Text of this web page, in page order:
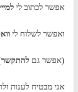
אפשר לכתוב לי
ואפשר לשלוח לי
(אפשר גם להתקשר
אני מבטיח לענות